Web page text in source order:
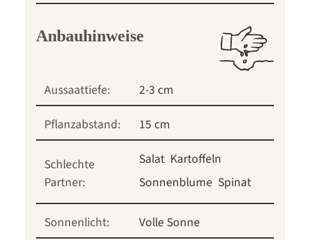
Anbauhinweise
Aussaattiefe:
2-3 cm
Pflanzabstand:
15 cm
Schlechte
Partner:
Salat Kartoffeln
Sonnenblume Spinat
Sonnenlicht:
Volle Sonne